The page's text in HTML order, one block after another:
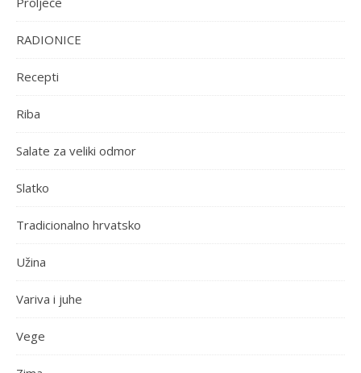
RADIONICE
Recepti
Riba
Salate za veliki odmor
Slatko
Tradicionalno hrvatsko
Užina
Variva i juhe
Vege